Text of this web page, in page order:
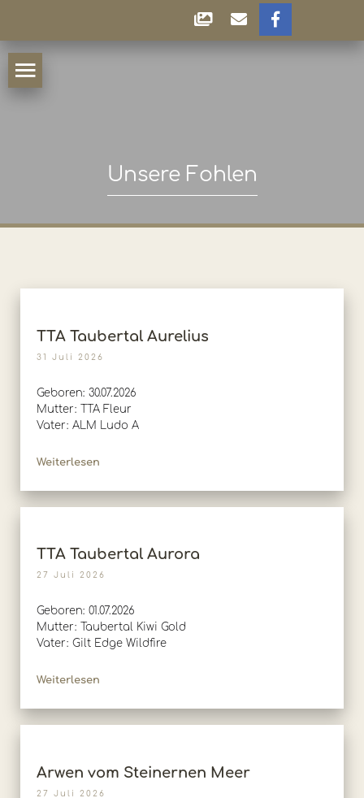
Unsere Fohlen
TTA Taubertal Aurelius
31 Juli 2026
Geboren: 30.07.2026
Mutter: TTA Fleur
Vater: ALM Ludo A
Weiterlesen
TTA Taubertal Aurora
27 Juli 2026
Geboren: 01.07.2026
Mutter: Taubertal Kiwi Gold
Vater: Gilt Edge Wildfire
Weiterlesen
Arwen vom Steinernen Meer
27 Juli 2026